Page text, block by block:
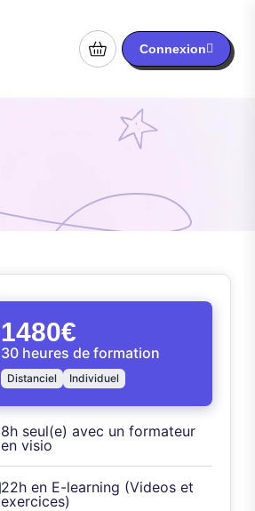
Connexion
1480€
30 heures de formation
Distanciel Individuel
8h seul(e) avec un formateur
en visio
22h en E-learning (Videos et
exercices)